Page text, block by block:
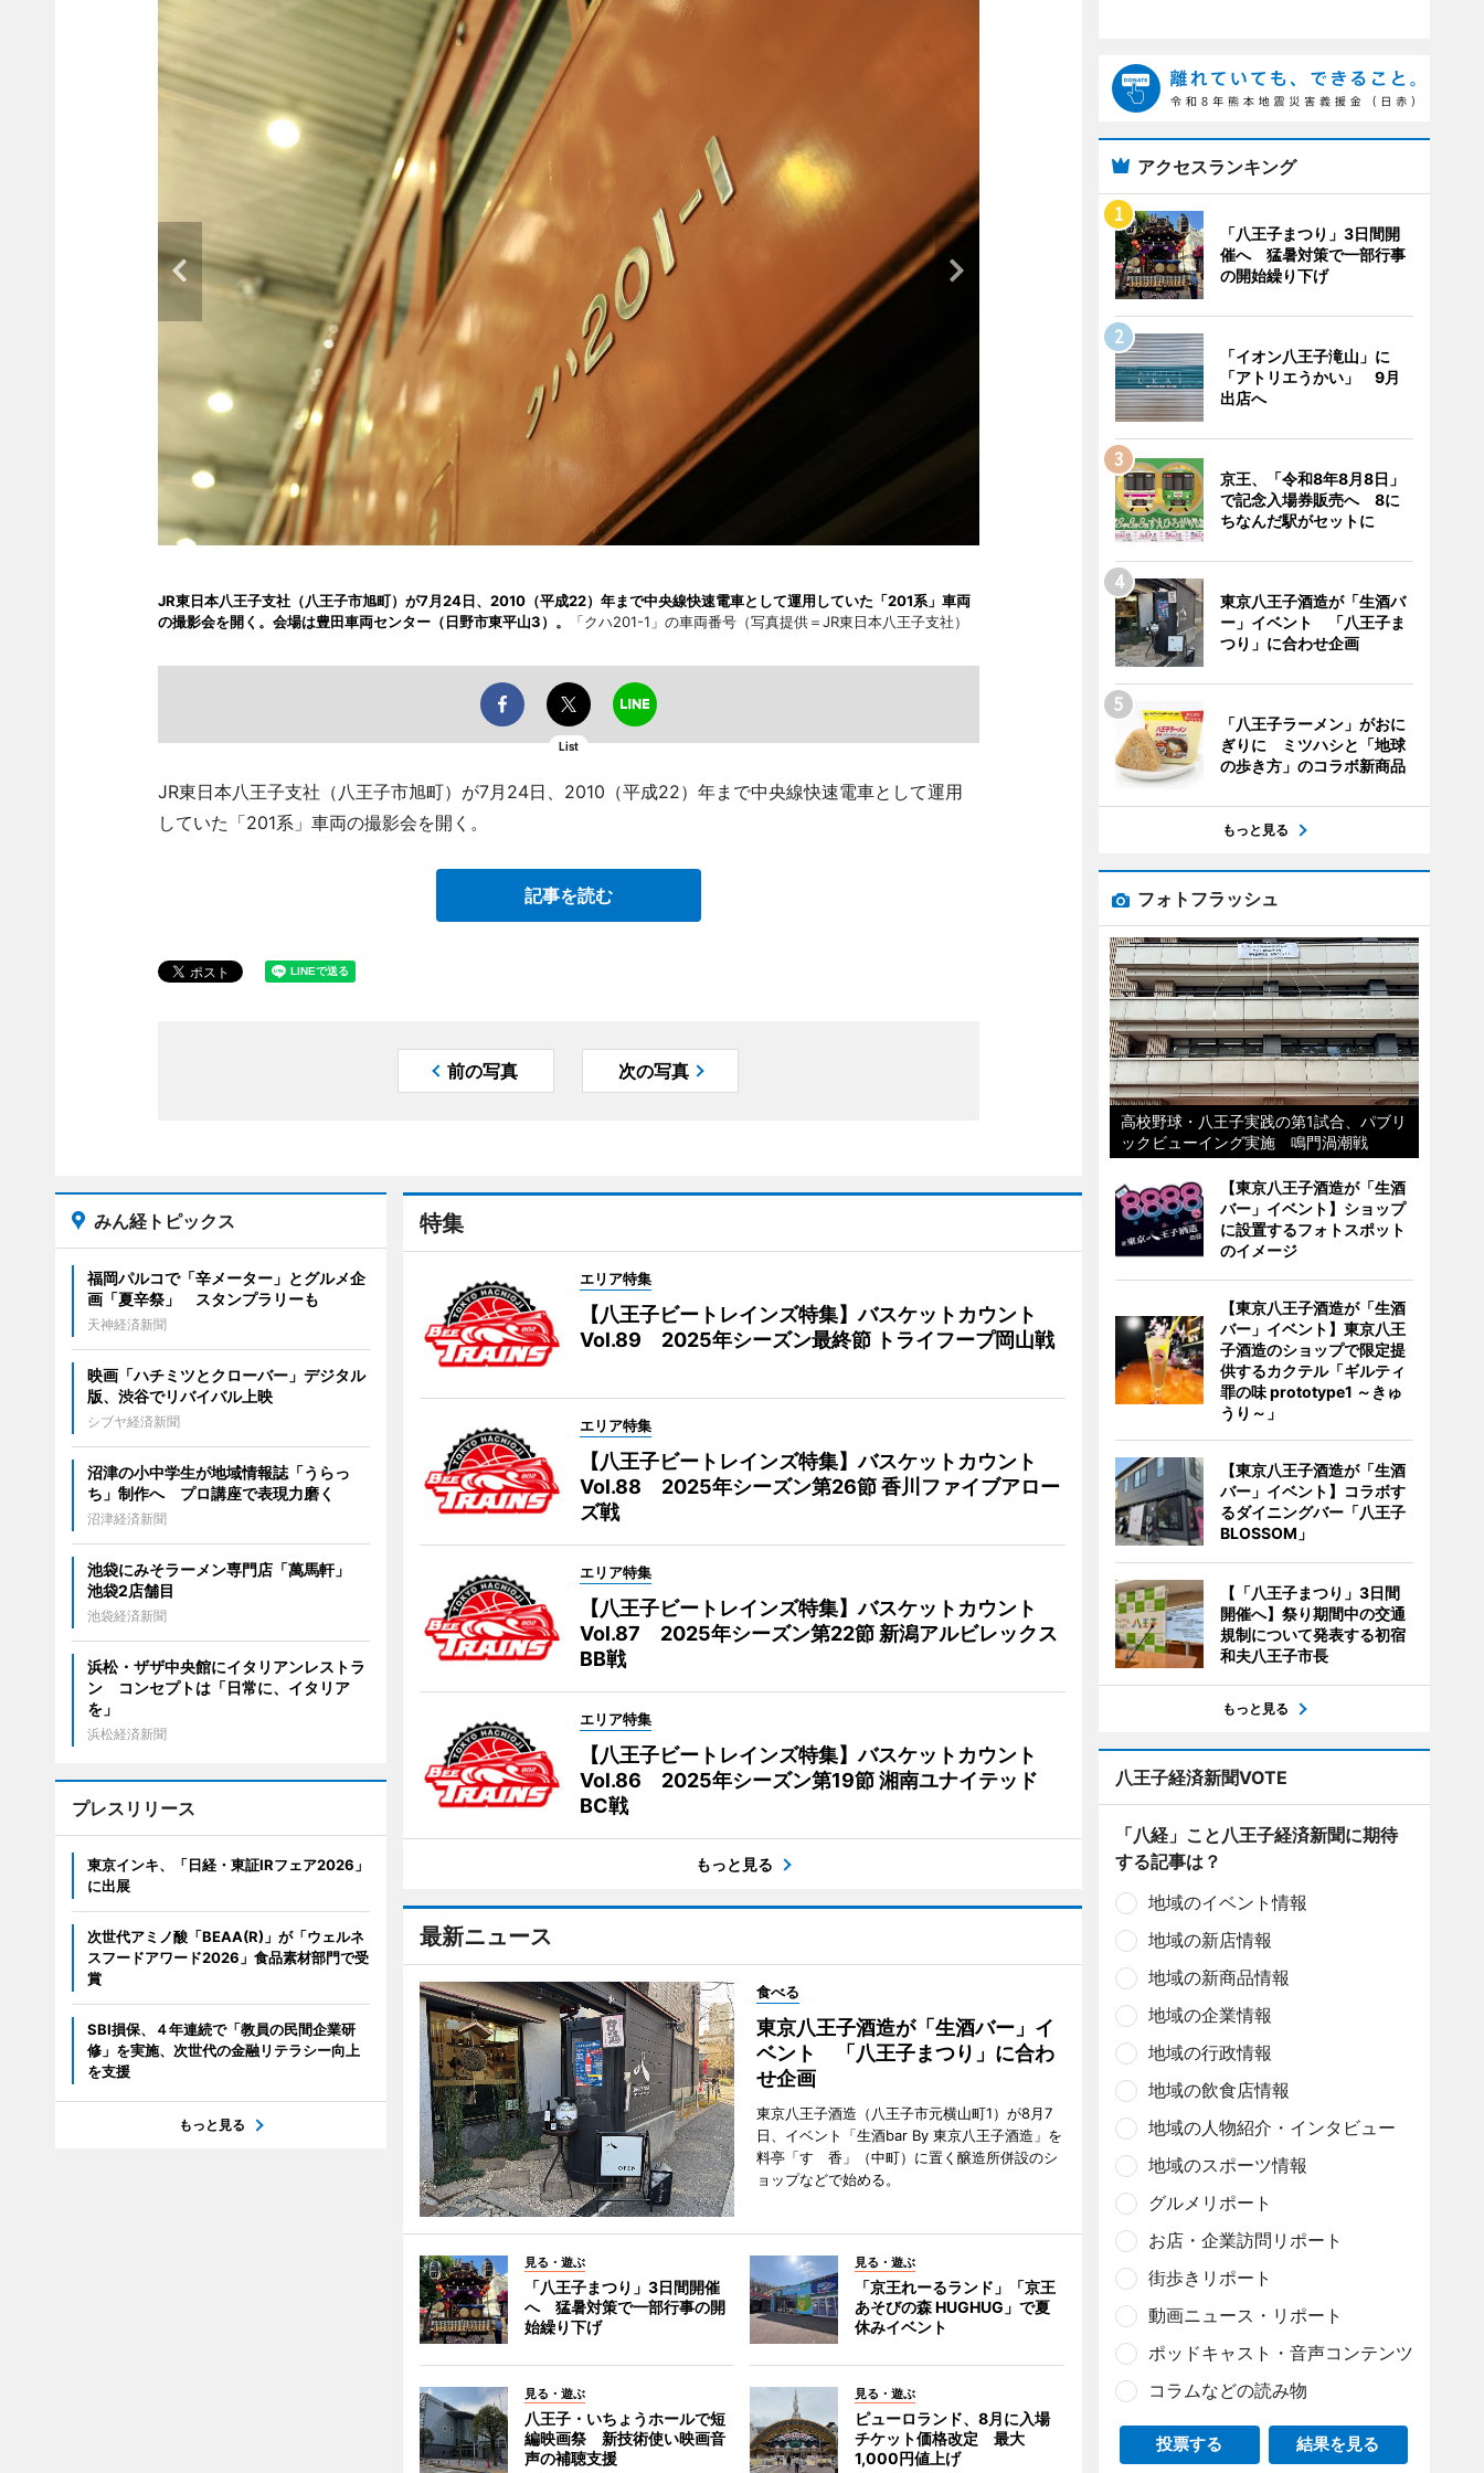
JR東日本八王子支社（八王子市旭町）が7月24日、2010（平成22）年まで中央線快速電車として運用していた「201系」車両
の撮影会を開く。会場は豊田車両センター（日野市東平山3）。
「クハ201-1」の車両番号（写真提供＝JR東日本八王子支社）
List
JR東日本八王子支社（八王子市旭町）が7月24日、2010（平成22）年まで中央線快速電車として運用
していた「201系」車両の撮影会を開く。
記事を読む
前の写真 次の写真
特集
エリア特集
【八王子ビートレインズ特集】バスケットカウント
Vol.89 2025年シーズン最終節 トライフープ岡山戦
エリア特集
【八王子ビートレインズ特集】バスケットカウント
Vol.88 2025年シーズン第26節 香川ファイブアロー
ズ戦
エリア特集
【八王子ビートレインズ特集】バスケットカウント
Vol.87 2025年シーズン第22節 新潟アルビレックス
BB戦
エリア特集
【八王子ビートレインズ特集】バスケットカウント
Vol.86 2025年シーズン第19節 湘南ユナイテッド
BC戦
もっと見る
最新ニュース
食べる
東京八王子酒造が「生酒バー」イ
ベント 「八王子まつり」に合わ
せ企画
東京八王子酒造（八王子市元横山町1）が8月7
日、イベント「生酒bar By 東京八王子酒造」を
料亭「すゞ香」（中町）に置く醸造所併設のシ
ョップなどで始める。
見る・遊ぶ
「八王子まつり」3日間開催
へ 猛暑対策で一部行事の開
始繰り下げ
見る・遊ぶ
「京王れーるランド」「京王
あそびの森 HUGHUG」で夏
休みイベント
見る・遊ぶ
八王子・いちょうホールで短
編映画祭 新技術使い映画音
声の補聴支援
見る・遊ぶ
ピューロランド、8月に入場
チケット価格改定 最大
1,000円値上げ
みん経トピックス
福岡パルコで「辛メーター」とグルメ企
画「夏辛祭」 スタンプラリーも
天神経済新聞
映画「ハチミツとクローバー」デジタル
版、渋谷でリバイバル上映
シブヤ経済新聞
沼津の小中学生が地域情報誌「うらっ
ち」制作へ プロ講座で表現力磨く
沼津経済新聞
池袋にみそラーメン専門店「萬馬軒」
池袋2店舗目
池袋経済新聞
浜松・ザザ中央館にイタリアンレストラ
ン コンセプトは「日常に、イタリア
を」
浜松経済新聞
プレスリリース
東京インキ、「日経・東証IRフェア2026」
に出展
次世代アミノ酸「BEAA(R)」が「ウェルネ
スフードアワード2026」食品素材部門で受
賞
SBI損保、４年連続で「教員の民間企業研
修」を実施、次世代の金融リテラシー向上
を支援
もっと見る
アクセスランキング
「八王子まつり」3日間開
催へ 猛暑対策で一部行事
の開始繰り下げ
「イオン八王子滝山」に
「アトリエうかい」 9月
出店へ
京王、「令和8年8月8日」
で記念入場券販売へ 8に
ちなんだ駅がセットに
東京八王子酒造が「生酒バ
ー」イベント 「八王子ま
つり」に合わせ企画
「八王子ラーメン」がおに
ぎりに ミツハシと「地球
の歩き方」のコラボ新商品
もっと見る
フォトフラッシュ
高校野球・八王子実践の第1試合、パブリ
ックビューイング実施 鳴門渦潮戦
【東京八王子酒造が「生酒
バー」イベント】ショップ
に設置するフォトスポット
のイメージ
【東京八王子酒造が「生酒
バー」イベント】東京八王
子酒造のショップで限定提
供するカクテル「ギルティ
罪の味 prototype1 ～きゅ
うり～」
【東京八王子酒造が「生酒
バー」イベント】コラボす
るダイニングバー「八王子
BLOSSOM」
【「八王子まつり」3日間
開催へ】祭り期間中の交通
規制について発表する初宿
和夫八王子市長
もっと見る
八王子経済新聞VOTE
「八経」こと八王子経済新聞に期待
する記事は？
地域のイベント情報
地域の新店情報
地域の新商品情報
地域の企業情報
地域の行政情報
地域の飲食店情報
地域の人物紹介・インタビュー
地域のスポーツ情報
グルメリポート
お店・企業訪問リポート
街歩きリポート
動画ニュース・リポート
ポッドキャスト・音声コンテンツ
コラムなどの読み物
投票する 結果を見る